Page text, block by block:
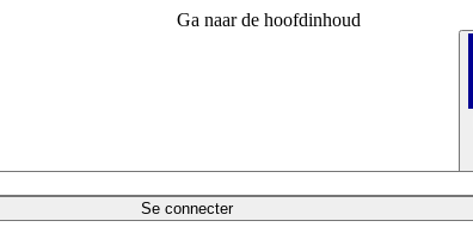
Ga naar de hoofdinhoud
Se connecter